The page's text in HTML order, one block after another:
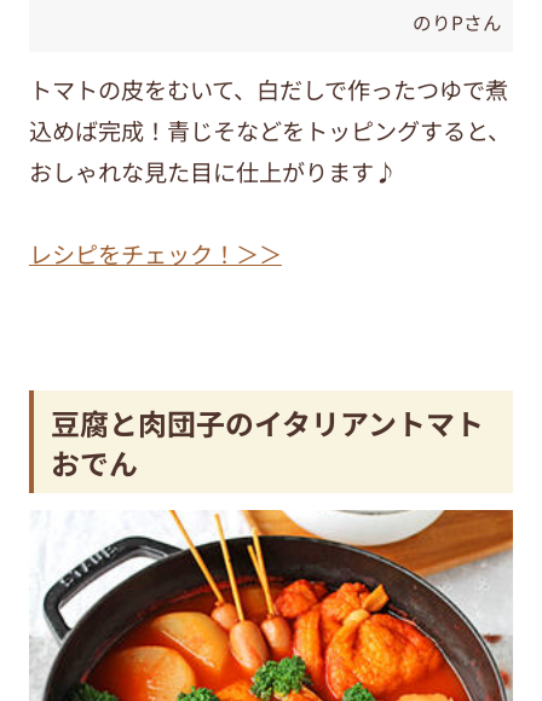
のりPさん
トマトの皮をむいて、白だしで作ったつゆで煮
込めば完成！青じそなどをトッピングすると、
おしゃれな見た目に仕上がります♪
レシピをチェック！＞＞
豆腐と肉団子のイタリアントマト
おでん